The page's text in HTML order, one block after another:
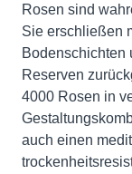
Rosen sind
Sie erschließen
Bodenschichten
Reserven
4000 Rosen in
auch einen